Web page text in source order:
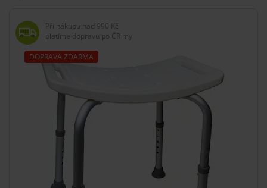
Při nákupu nad 990 Kč
platíme dopravu po ČR my
DOPRAVA ZDARMA